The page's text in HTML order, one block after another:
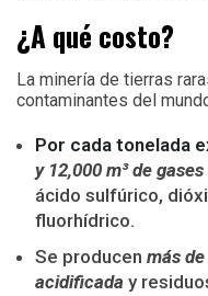
¿A qué costo?
La minería de tierras
contaminantes del
Por cada tonelada
y 12,000 m³ de
ácido sulfúrico,
fluorhídrico.
Se producen más
acidificada y